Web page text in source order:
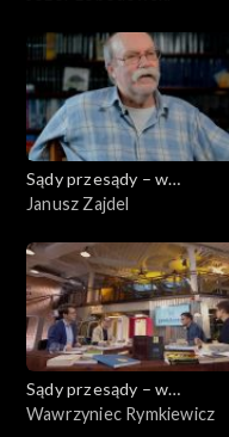
Sądy przesądy – w
powiększeniu
Janusz Zajdel
Sądy przesądy – w
powiększeniu
Wawrzyniec Rymkiewicz